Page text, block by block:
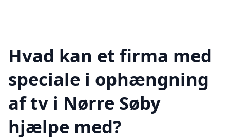
Hvad kan et firma med
speciale i ophængning
af tv i Nørre Søby
hjælpe med?